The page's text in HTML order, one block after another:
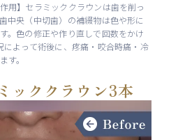
用】セラミッククラウンは歯を削っ
中央（中切歯）の補綴物は色や形に
。色の修正や作り直しで回数をかけ
よって術後に、疼痛・咬合時痛・冷
す。
ッククラウン3本